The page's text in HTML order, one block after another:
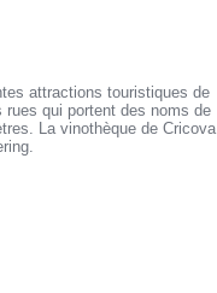
attractions touristiques de
qui portent des noms de
La vinothèque de Cricova